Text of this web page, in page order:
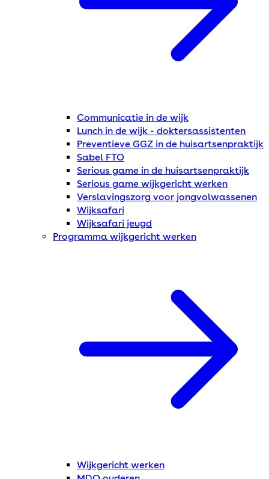
Communicatie in de wijk
Lunch in de wijk - doktersassistenten
Preventieve GGZ in de huisartsenpraktijk
Sabel FTO
Serious game in de huisartsenpraktijk
Serious game wijkgericht werken
Verslavingszorg voor jongvolwassenen
Wijksafari
Wijksafari jeugd
Programma wijkgericht werken
Wijkgericht werken